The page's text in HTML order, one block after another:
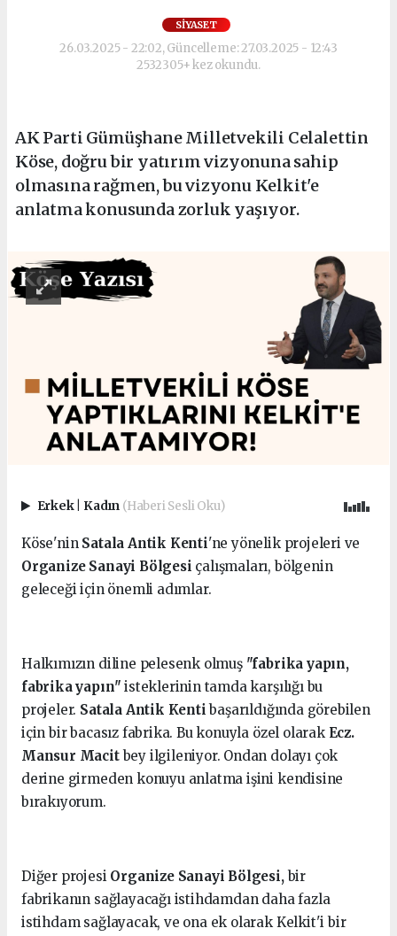
SIYASET
26.03.2025 - 22:02, Güncelleme: 27.03.2025 - 12:43
2532305+ kez okundu.
AK Parti Gümüşhane Milletvekili Celalettin
Köse, doğru bir yatırım vizyonuna sahip
olmasına rağmen, bu vizyonu Kelkit'e
anlatma konusunda zorluk yaşıyor.
Erkek Kadın (Haberi Sesli Oku)
Köse'nin Satala Antik Kenti'ne yönelik projeleri ve
Organize Sanayi Bölgesi çalışmaları, bölgenin
geleceği için önemli adımlar.
Halkımızın diline pelesenk olmuş "fabrika yapın,
fabrika yapın"isteklerinin tamda karşılığı bu
projeler. Satala Antik Kentibaşarıldığında görebilen
için bir bacasız fabrika. Bu konuyla özel olarak Ecz.
Mansur Macitbey ilgileniyor. Ondan dolayı çok
derine girmeden konuyu anlatma işini kendisine
bırakıyorum.
Diğer projesi Organize Sanayi Bölgesi,bir
fabrikanın sağlayacağı istihdamdan daha fazla
istihdam sağlayacak, ve ona ek olarak Kelkit'i bir